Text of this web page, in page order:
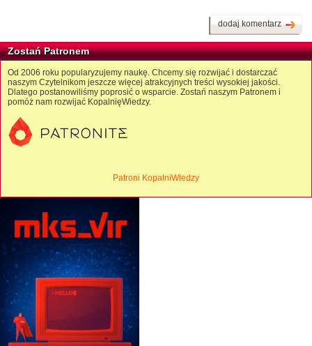
dodaj komentarz
Zostań Patronem
Od 2006 roku popularyzujemy naukę. Chcemy się rozwijać i dostarczać
naszym Czytelnikom jeszcze więcej atrakcyjnych treści wysokiej jakości.
Dlatego postanowiliśmy poprosić o wsparcie. Zostań naszym Patronem i
pomóż nam rozwijać KopalnięWiedzy.
Patroni KopalniWiedzy